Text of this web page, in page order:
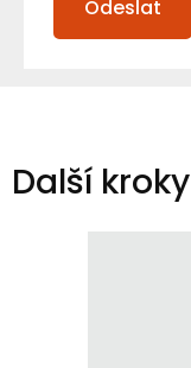
Další kroky